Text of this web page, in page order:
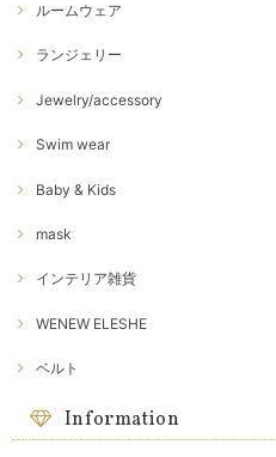
ルームウェア
ランジェリー
Jewelry/accessory
Swim wear
Baby & Kids
mask
インテリア雑貨
WENEW ELESHE
ベルト
Information